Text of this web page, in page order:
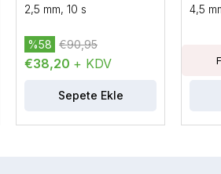
2,5 mm, 10 s
€38,20 + KDV
%58 €90,95
Sepete Ekle
4,5